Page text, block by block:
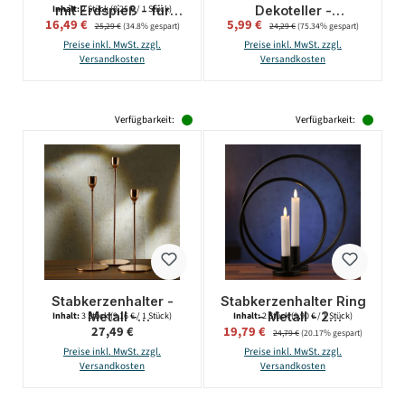
mit Erdspieß - für
Outdoor LED Kerzen -
H: 100cm - 2er Set
Inhalt:2 Stück(8,25 € / 1 Stück)
Verkaufspreis:
16,49 € Regulärer Preis:
25,29 €(34.8% gespart)
Preise inkl. MwSt. zzgl.
Versandkosten
Dekoteller -
gehämmert - zum
Stellen oder
Aufhängen - mit
Verkaufspreis:
5,99 € Regulärer Preis:
24,29 €(75.34% gespart)
Preise inkl. MwSt. zzgl.
Versandkosten
Verfügbarkeit:
Stabkerzenhalter -
Metall -
unterschiedliche
Größen - roségold -
3er Set
Inhalt:3 Stück(9,16 € / 1 Stück)
Regulärer Preis:
27,49 €
Preise inkl. MwSt. zzgl.
Versandkosten
Verfügbarkeit:
Stabkerzenhalter Ring
- Metall - 2
unterschiedliche
Größen - rund -
schwarz - 2er Set
Inhalt:2 Stück(9,90 € / 1 Stück)
Verkaufspreis:
19,79 € Regulärer Preis:
24,79 €(20.17% gespart)
Preise inkl. MwSt. zzgl.
Versandkosten